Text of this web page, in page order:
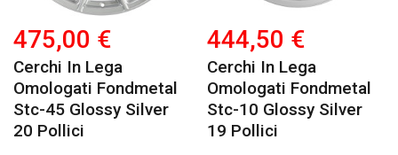
475,00 €
Cerchi In Lega
Omologati Fondmetal
Stc-45 Glossy Silver
20 Pollici
444,50 €
Cerchi In Lega
Omologati Fondmetal
Stc-10 Glossy Silver
19 Pollici